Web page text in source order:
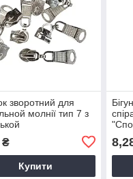
зворотний для
молнії тип 7 з
Купити